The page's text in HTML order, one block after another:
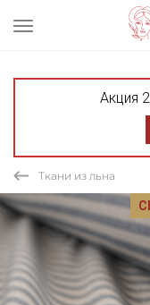
Акция
Ткани из льна